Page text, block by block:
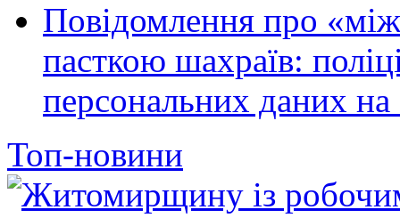
Повідомлення про
пасткою шахраїв:
персональних даних на
Топ-новини